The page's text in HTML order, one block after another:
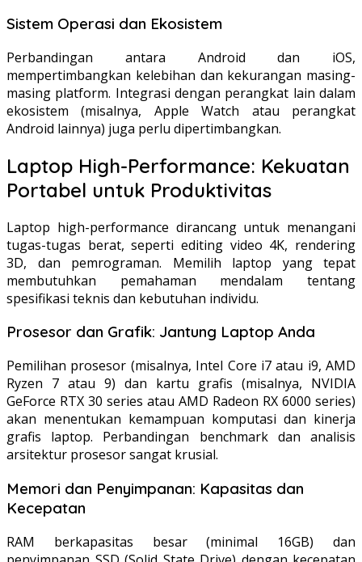
Sistem Operasi dan Ekosistem
Perbandingan antara Android dan iOS,
mempertimbangkan kelebihan dan kekurangan masing-
masing platform. Integrasi dengan perangkat lain dalam
ekosistem (misalnya, Apple Watch atau perangkat
Android lainnya) juga perlu dipertimbangkan.
Laptop High-Performance: Kekuatan
Portabel untuk Produktivitas
Laptop high-performance dirancang untuk menangani
tugas-tugas berat, seperti editing video 4K, rendering
3D, dan pemrograman. Memilih laptop yang tepat
membutuhkan pemahaman mendalam tentang
spesifikasi teknis dan kebutuhan individu.
Prosesor dan Grafik: Jantung Laptop Anda
Pemilihan prosesor (misalnya, Intel Core i7 atau i9, AMD
Ryzen 7 atau 9) dan kartu grafis (misalnya, NVIDIA
GeForce RTX 30 series atau AMD Radeon RX 6000 series)
akan menentukan kemampuan komputasi dan kinerja
grafis laptop. Perbandingan benchmark dan analisis
arsitektur prosesor sangat krusial.
Memori dan Penyimpanan: Kapasitas dan
Kecepatan
RAM berkapasitas besar (minimal 16GB) dan